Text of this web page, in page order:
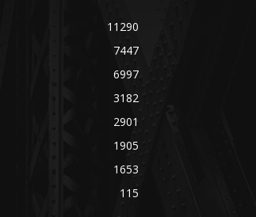
11290
7447
6997
3182
2901
1905
1653
115